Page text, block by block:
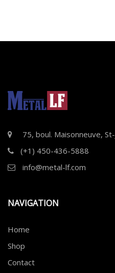
75, boul. Maisonneuve,
(+1) 450-436-5888
info@metal-lf.com
NAVIGATION
Home
Shop
Contact